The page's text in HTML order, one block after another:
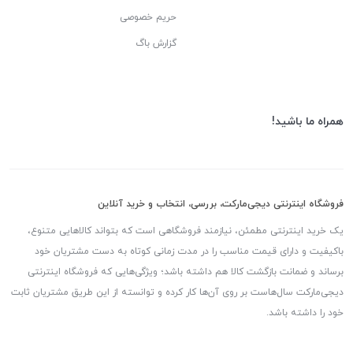
حریم خصوصی
گزارش باگ
همراه ما باشید!
فروشگاه اینترنتی دیجی‌مارکت، بررسی، انتخاب و خرید آنلاین
یک خرید اینترنتی مطمئن، نیازمند فروشگاهی است که بتواند کالاهایی متنوع،
باکیفیت و دارای قیمت مناسب را در مدت زمانی کوتاه به دست مشتریان خود
برساند و ضمانت بازگشت کالا هم داشته باشد؛ ویژگی‌هایی که فروشگاه اینترنتی
دیجی‌مارکت سال‌هاست بر روی آن‌ها کار کرده و توانسته از این طریق مشتریان ثابت
خود را داشته باشد.